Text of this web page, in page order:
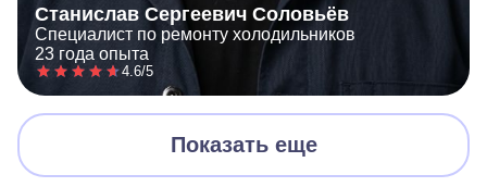
Станислав Сергеевич Соловьёв
Специалист по ремонту холодильников
23 года опыта
4.6/5
Показать еще